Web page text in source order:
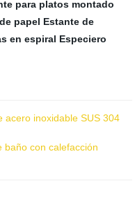
para platos montado
papel Estante de
en espiral Especiero
acero inoxidable SUS 304
baño con calefacción